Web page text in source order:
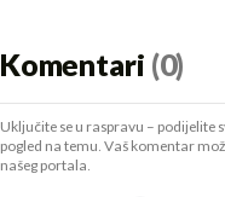
Komentari (0)
Uključite se u raspravu – podijelite
pogled na temu. Vaš komentar
našeg portala.